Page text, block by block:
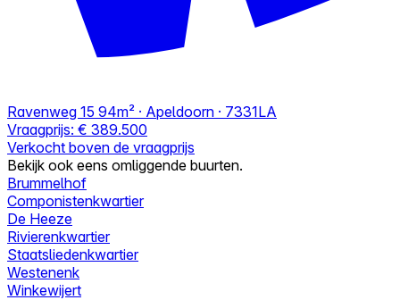
Ravenweg 15 94m² · Apeldoorn · 7331LA
Vraagprijs: € 389.500
Verkocht boven de vraagprijs
Bekijk ook eens omliggende buurten.
Brummelhof
Componistenkwartier
De Heeze
Rivierenkwartier
Staatsliedenkwartier
Westenenk
Winkewijert